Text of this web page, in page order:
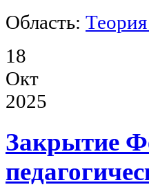
Область:
18
Окт
2025
Закрытие